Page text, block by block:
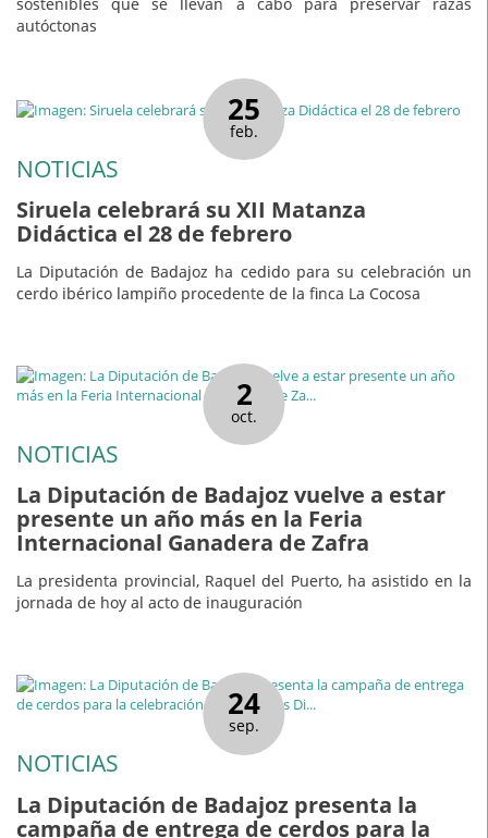
autóctonas
25
feb.
NOTICIAS
Siruela celebrará su XII Matanza
Didáctica el 28 de febrero
La Diputación de Badajoz ha cedido para su celebración un
cerdo ibérico lampiño procedente de la finca La Cocosa
2
oct.
NOTICIAS
La Diputación de Badajoz vuelve a estar
presente un año más en la Feria
Internacional Ganadera de Zafra
La presidenta provincial, Raquel del Puerto, ha asistido en la
jornada de hoy al acto de inauguración
24
sep.
NOTICIAS
La Diputación de Badajoz presenta la
campaña de entrega de cerdos para la